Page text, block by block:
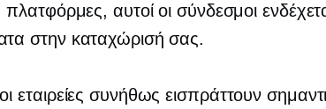
πλατφόρμες, αυτοί οι σύνδεσμοι
στην καταχώρισή σας.
εταιρείες συνήθως εισπράττουν